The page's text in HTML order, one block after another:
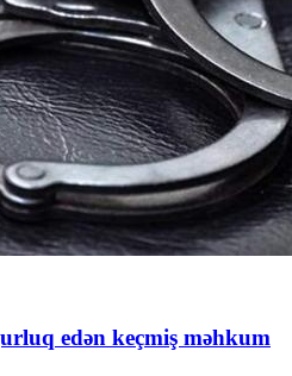
edən keçmiş məhkum